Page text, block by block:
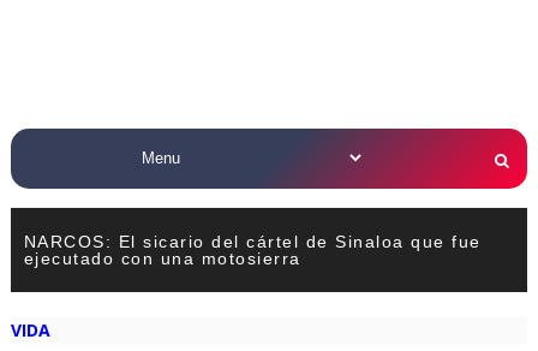
NARCOS: El sicario del cártel de Sinaloa que fue
ejecutado con una motosierra
VIDA